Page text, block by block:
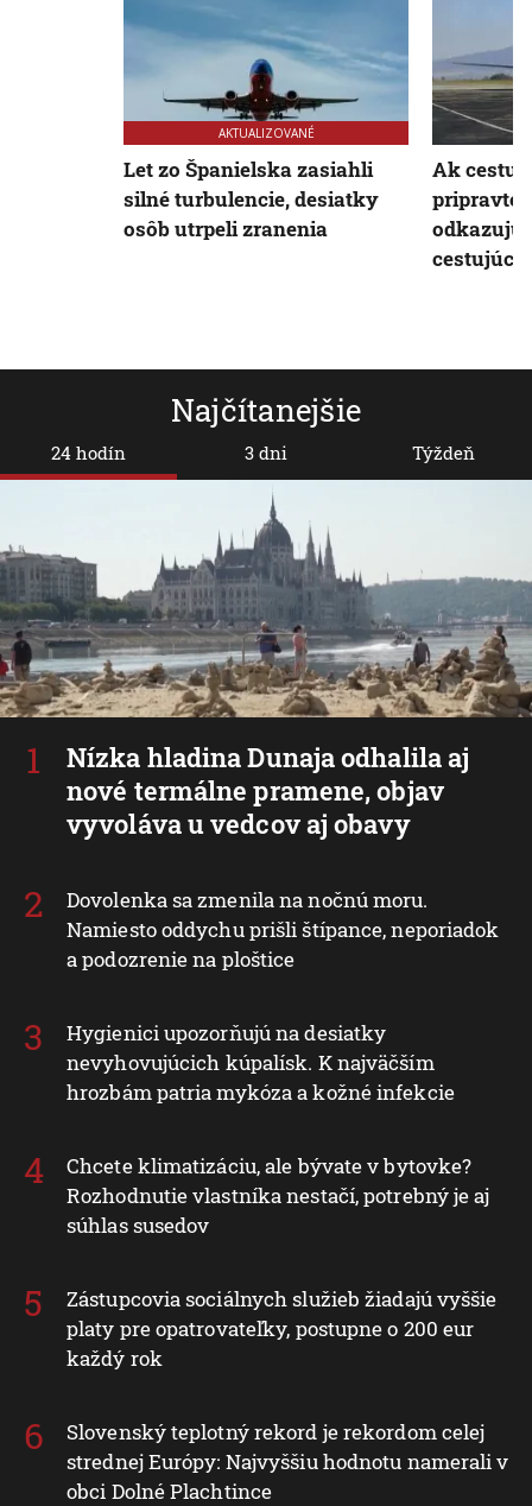
Najčítanejšie
24 hodín
Nízka hladina Dunaja odhalila aj
nové termálne pramene, objav
vyvoláva u vedcov aj obavy
Dovolenka sa zmenila na nočnú moru.
Namiesto oddychu prišli štípance, neporiadok
a podozrenie na ploštice
Hygienici upozorňujú na desiatky
nevyhovujúcich kúpalísk. K najväčším
hrozbám patria mykóza a kožné infekcie
Chcete klimatizáciu, ale bývate v bytovke?
Rozhodnutie vlastníka nestačí, potrebný je aj
súhlas susedov
Zástupcovia sociálnych služieb žiadajú vyššie
platy pre opatrovateľky, postupne o 200 eur
každý rok
Slovenský teplotný rekord je rekordom celej
strednej Európy: Najvyššiu hodnotu namerali v
obci Dolné Plachtince
3 dni Týždeň
AKTUALIZOVANÉ
Let zo Španielska zasiahli
silné turbulencie, desiatky
osôb utrpeli zranenia
Ak
pripravte
odkazujú